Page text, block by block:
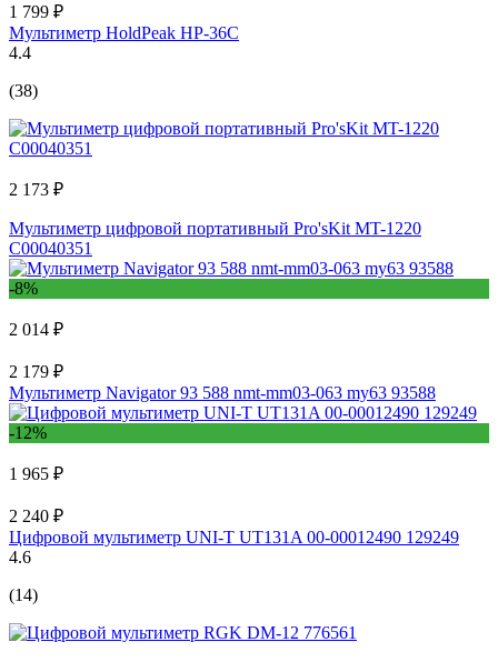
1 799 ₽
Мультиметр HoldPeak HP-36C
4.4
(38)
2 173 ₽
Мультиметр цифровой портативный Pro'sKit MT-1220
С00040351
-8%
2 014 ₽
2 179 ₽
Мультиметр Navigator 93 588 nmt-mm03-063 my63 93588
-12%
1 965 ₽
2 240 ₽
Цифровой мультиметр UNI-T UT131A 00-00012490 129249
4.6
(14)